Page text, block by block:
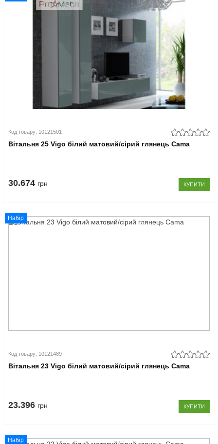
Код товару: 10121501
Вітальня 25 Vigo білий матовий/сірий глянець Cama
30.674 грн КУПИТИ
Набір
Код товару: 10121489
Вітальня 23 Vigo білий матовий/сірий глянець Cama
23.396 грн КУПИТИ
Набір